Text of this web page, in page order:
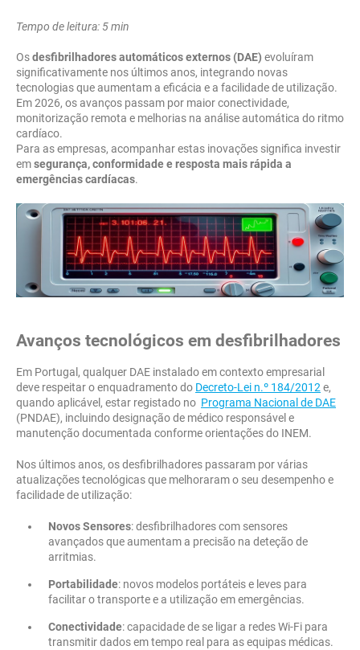
Tempo de leitura: 5 min
Osdesfibrilhadores automáticos externos (DAE) evoluíram
significativamente nos últimos anos, integrando novas
tecnologias que aumentam a eficácia e a facilidade de utilização.
Em 2026, os avanços passam por maior conectividade,
monitorização remota e melhorias na análise automática do ritmo
cardíaco.
Para as empresas, acompanhar estas inovações significa investir
emsegurança, conformidade e resposta mais rápida a
emergências cardíacas.
Avanços tecnológicos em desfibrilhadores
Em Portugal, qualquer DAE instalado em contexto empresarial
deve respeitar o enquadramento do Decreto-Lei n.º 184/2012e,
quando aplicável, estar registado no Programa Nacional de DAE
(PNDAE), incluindo designação de médico responsável e
manutenção documentada conforme orientações do INEM.
Nos últimos anos, os desfibrilhadores passaram por várias
atualizações tecnológicas que melhoraram o seu desempenho e
facilidade de utilização:
Novos Sensores: desfibrilhadores com sensores
avançados que aumentam a precisão na deteção de
arritmias.
Portabilidade: novos modelos portáteis e leves para
facilitar o transporte e a utilização em emergências.
Conectividade: capacidade de se ligar a redes Wi-Fi para
transmitir dados em tempo real para as equipas médicas.